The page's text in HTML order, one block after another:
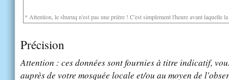
* Attention, le shuruq n'est pas une prière ! C'est simplement l'heure avant laquelle
Précision
Attention : ces données sont fournies à titre indicatif,
auprès de votre mosquée locale et/ou au moyen de